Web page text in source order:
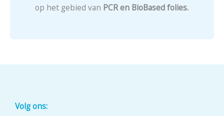
op het gebied van PCR en BioBased folies.
Volg ons: